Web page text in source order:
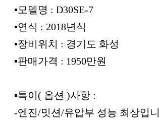
▪︎모델명 : D30SE-7
▪︎연식 : 2018년식
▪︎장비위치 : 경기도 화성
▪︎판매가격 : 1950만원
▪︎특이( 옵션 )사항 :
-엔진/밋션/유압부 성능 최상입